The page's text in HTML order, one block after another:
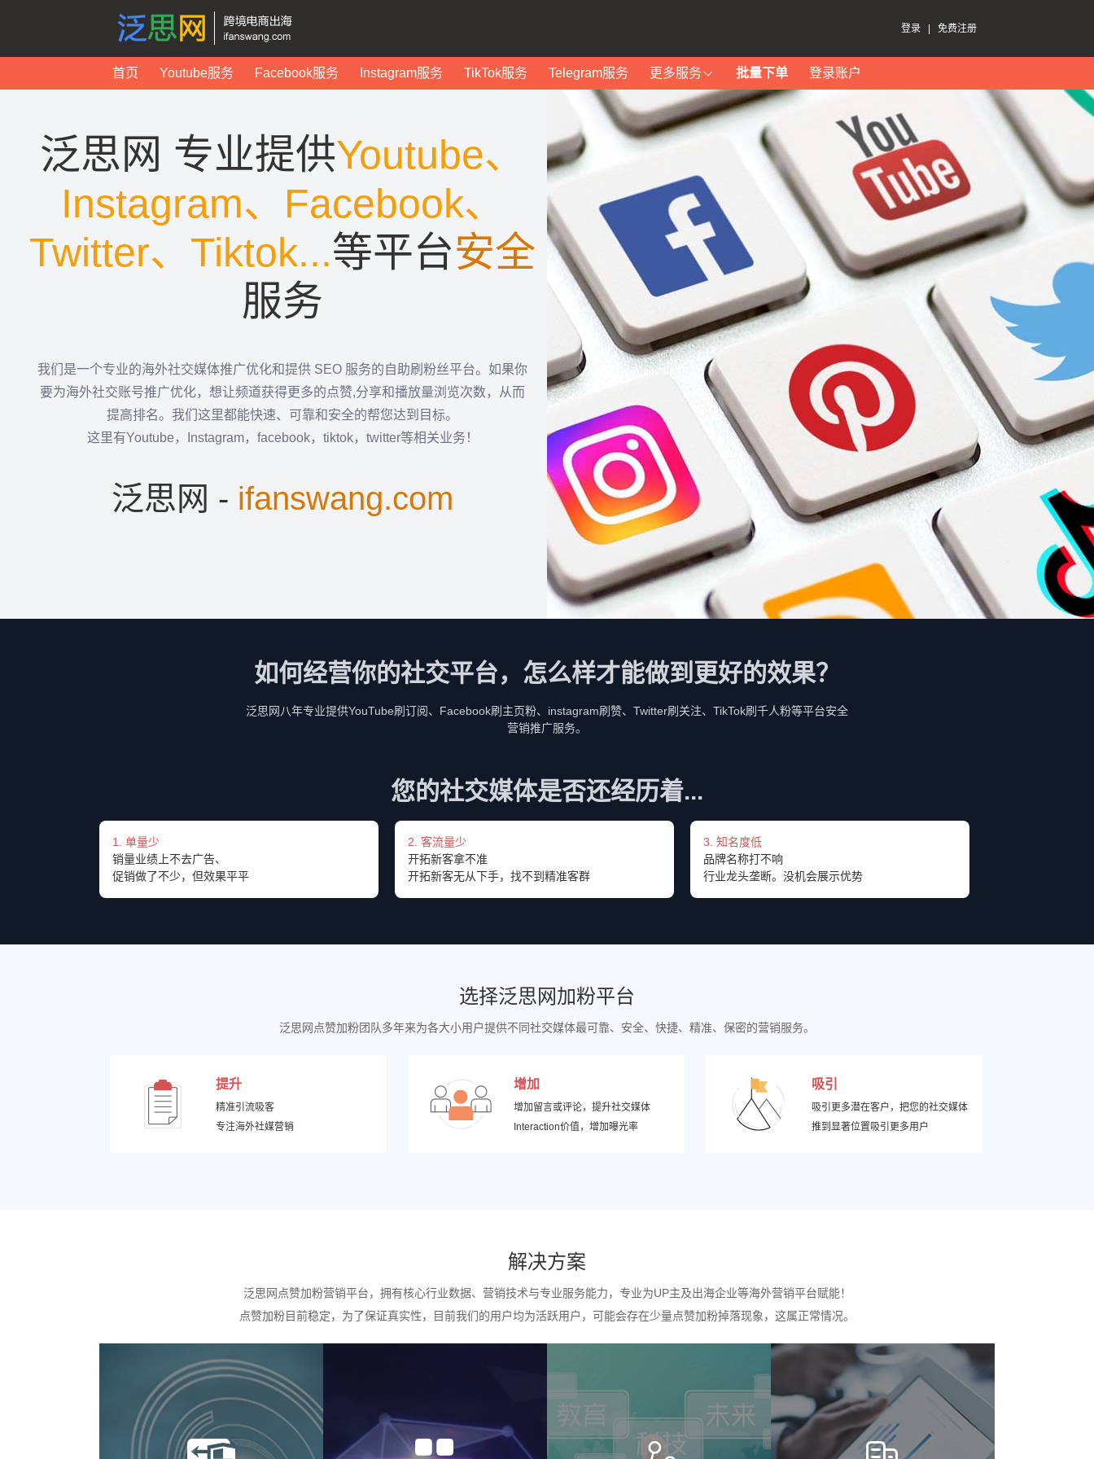
登录 免费注册
首页 Youtube服务 Facebook服务 Instagram服务 TikTok服务 Telegram服务 更多服务 批量下单 登录账户
泛思网 专业提供Youtube、
Instagram、Facebook、
Twitter、Tiktok...等平台安全
服务
我们是一个专业的海外社交媒体推广优化和提供 SEO 服务的自助刷粉丝平台。如果你
要为海外社交账号推广优化，想让频道获得更多的点赞,分享和播放量浏览次数，从而
提高排名。我们这里都能快速、可靠和安全的帮您达到目标。
这里有Youtube，Instagram，facebook，tiktok，twitter等相关业务！
泛思网 - ifanswang.com
如何经营你的社交平台，怎么样才能做到更好的效果？
泛思网八年专业提供YouTube刷订阅、Facebook刷主页粉、instagram刷赞、Twitter刷关注、TikTok刷千人粉等平台安全
营销推广服务。
您的社交媒体是否还经历着...
1. 单量少
销量业绩上不去广告、
促销做了不少，但效果平平
2. 客流量少
开拓新客拿不准
开拓新客无从下手，找不到精准客群
3. 知名度低
品牌名称打不响
行业龙头垄断。没机会展示优势
选择泛思网加粉平台
泛思网点赞加粉团队多年来为各大小用户提供不同社交媒体最可靠、安全、快捷、精准、保密的营销服务。
提升
精准引流吸客
专注海外社媒营销
增加
增加留言或评论，提升社交媒体
Interaction价值，增加曝光率
吸引
吸引更多潜在客户，把您的社交媒体
推到显著位置吸引更多用户
解决方案
泛思网点赞加粉营销平台，拥有核心行业数据、营销技术与专业服务能力，专业为UP主及出海企业等海外营销平台赋能！
点赞加粉目前稳定，为了保证真实性，目前我们的用户均为活跃用户，可能会存在少量点赞加粉掉落现象，这属正常情况。